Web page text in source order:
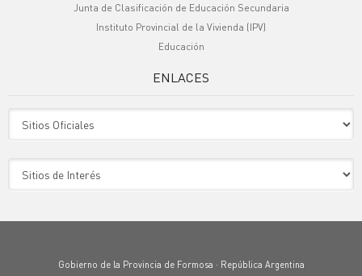
Junta de Clasificación de Educación Secundaria
Instituto Provincial de la Vivienda (IPV)
Educación
ENLACES
Gobierno de la Provincia de Formosa · República Argentina